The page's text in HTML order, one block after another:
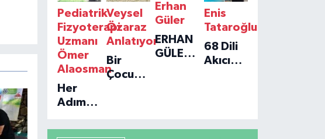
Pediatrik
Fizyoterapi
Uzmanı
Ömer
Alaosman
Her
Adım
Umut:
Veysel
Özaraz
Anlatıyor
Bir
Çocuğun
Yolculuğu
Erhan
Güler
ERHAN
GÜLER'IN
Enis
Tataroğlu
68 Dili
Akıcı